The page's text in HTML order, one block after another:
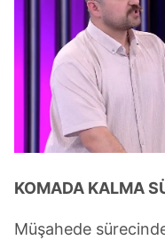
KOMADA KALMA
Müşahede